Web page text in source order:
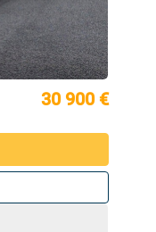
30 900 €